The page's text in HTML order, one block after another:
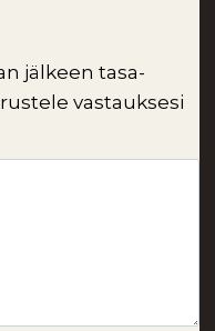
jälkeen tasa-
vastauksesi